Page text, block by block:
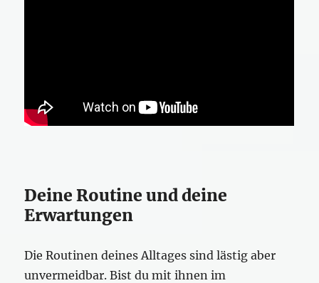
Deine Routine und deine
Erwartungen
Die Routinen deines Alltages sind lästig aber
unvermeidbar. Bist du mit ihnen im